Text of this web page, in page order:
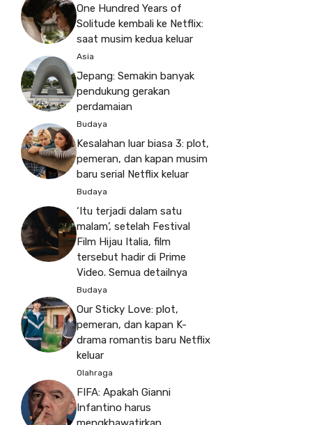
One Hundred Years of
Solitude kembali ke Netflix:
saat musim kedua keluar
Asia
Jepang: Semakin banyak
pendukung gerakan
perdamaian
Budaya
Kesalahan luar biasa 3: plot,
pemeran, dan kapan musim
baru serial Netflix keluar
Budaya
‘Itu terjadi dalam satu
malam’, setelah Festival
Film Hijau Italia, film
tersebut hadir di Prime
Video. Semua detailnya
Budaya
Our Sticky Love: plot,
pemeran, dan kapan K-
drama romantis baru Netflix
keluar
Olahraga
FIFA: Apakah Gianni
Infantino harus